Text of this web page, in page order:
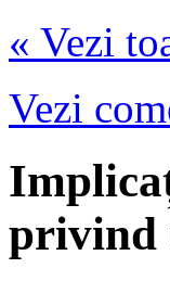
« Vezi
Vezi
privind